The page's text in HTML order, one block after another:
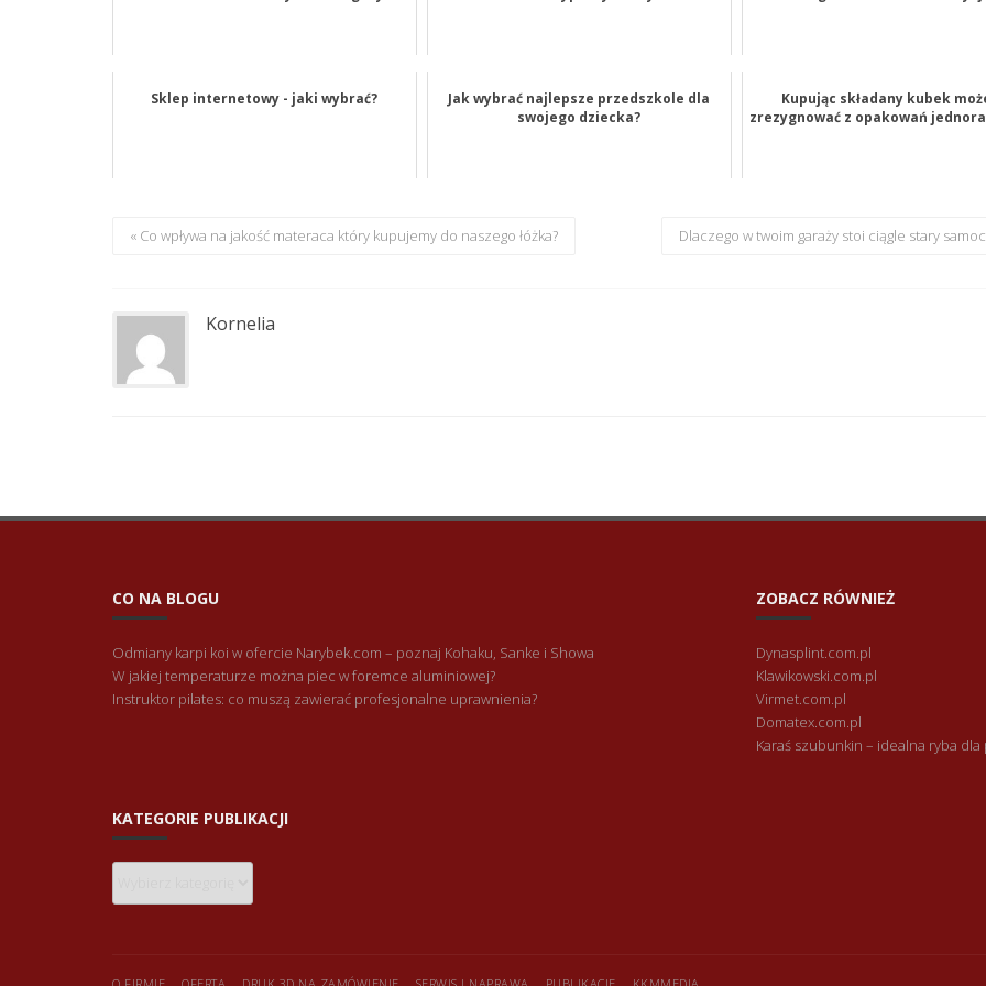
Sklep internetowy - jaki wybrać?
Jak wybrać najlepsze przedszkole dla
swojego dziecka?
Kupując składany kubek
zrezygnować z opakowań
« Co wpływa na jakość materaca który kupujemy do naszego łóżka? Dlaczego w twoim garaży stoi ciągle stary
Kornelia
CO NA BLOGU
Odmiany karpi koi w ofercie Narybek.com – poznaj Kohaku, Sanke i Showa
W jakiej temperaturze można piec w foremce aluminiowej?
Instruktor pilates: co muszą zawierać profesjonalne uprawnienia?
ZOBACZ RÓWNIEŻ
Dynasplint.com.pl
Klawikowski.com.pl
Virmet.com.pl
Domatex.com.pl
Karaś szubunkin – idealna ryba
KATEGORIE PUBLIKACJI